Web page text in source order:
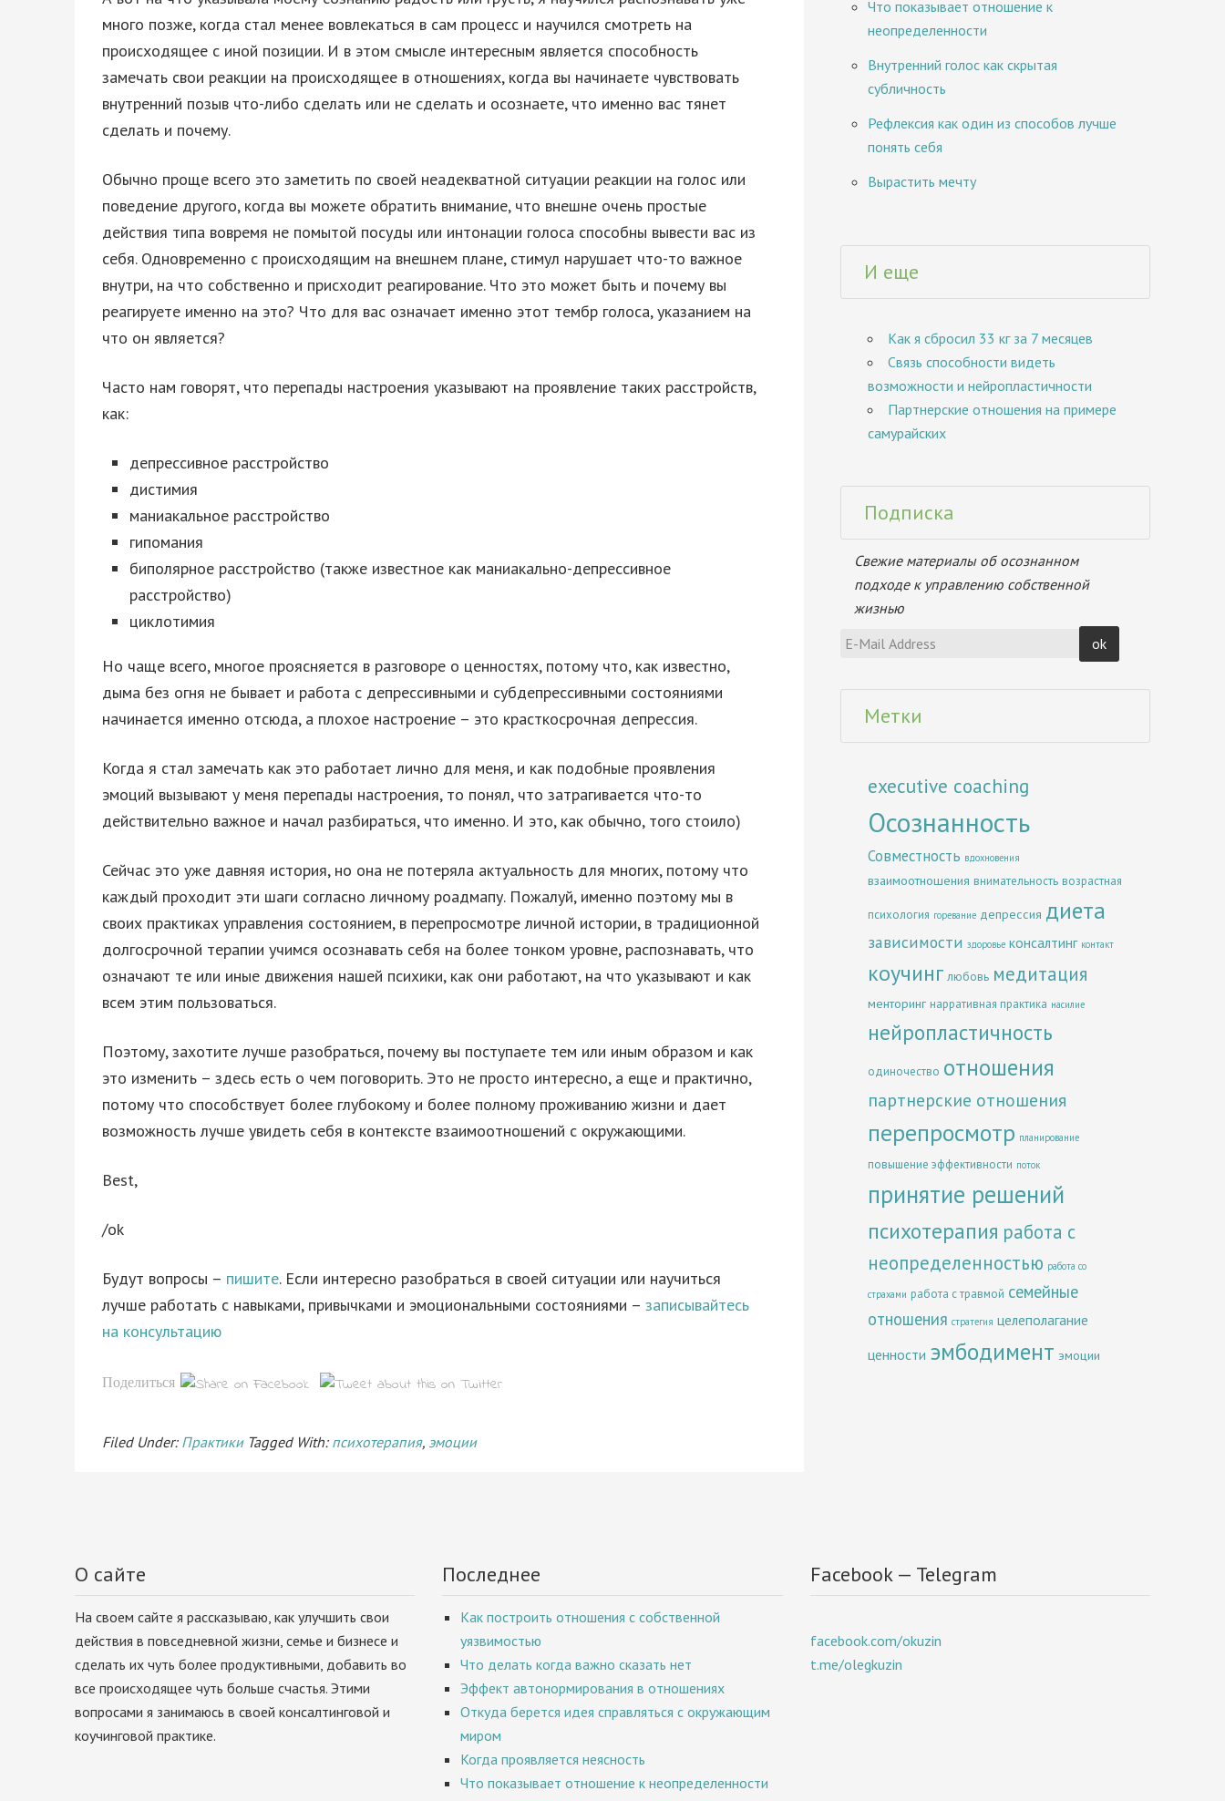
много позже, когда стал менее вовлекаться в сам процесс и научился смотреть на
происходящее с иной позиции. И в этом смысле интересным является способность
замечать свои реакции на происходящее в отношениях, когда вы начинаете чувствовать
внутренний позыв что-либо сделать или не сделать и осознаете, что именно вас тянет
сделать и почему.
Обычно проще всего это заметить по своей неадекватной ситуации реакции на голос или
поведение другого, когда вы можете обратить внимание, что внешне очень простые
действия типа вовремя не помытой посуды или интонации голоса способны вывести вас из
себя. Одновременно с происходящим на внешнем плане, стимул нарушает что-то важное
внутри, на что собственно и присходит реагирование. Что это может быть и почему вы
реагируете именно на это? Что для вас означает именно этот тембр голоса, указанием на
что он является?
Часто нам говорят, что перепады настроения указывают на проявление таких расстройств,
как:
депрессивное расстройство
дистимия
маниакальное расстройство
гипомания
биполярное расстройство (также известное как маниакально-депрессивное
расстройство)
циклотимия
Но чаще всего, многое проясняется в разговоре о ценностях, потому что, как известно,
дыма без огня не бывает и работа с депрессивными и субдепрессивными состояниями
начинается именно отсюда, а плохое настроение – это красткосрочная депрессия.
Когда я стал замечать как это работает лично для меня, и как подобные проявления
эмоций вызывают у меня перепады настроения, то понял, что затрагивается что-то
действительно важное и начал разбираться, что именно. И это, как обычно, того стоило)
Сейчас это уже давняя история, но она не потеряла актуальность для многих, потому что
каждый проходит эти шаги согласно личному роадмапу. Пожалуй, именно поэтому мы в
своих практиках управления состоянием, в перепросмотре личной истории, в традиционной
долгосрочной терапии учимся осознавать себя на более тонком уровне, распознавать, что
означают те или иные движения нашей психики, как они работают, на что указывают и как
всем этим пользоваться.
Поэтому, захотите лучше разобраться, почему вы поступаете тем или иным образом и как
это изменить – здесь есть о чем поговорить. Это не просто интересно, а еще и практично,
потому что способствует более глубокому и более полному проживанию жизни и дает
возможность лучше увидеть себя в контексте взаимоотношений с окружающими.
Best,
/ok
Будут вопросы – пишите. Если интересно разобраться в своей ситуации или научиться
лучше работать с навыками, привычками и эмоциональными состояниями – записывайтесь
на консультацию
Поделиться
Filed Under: Практики Tagged With: психотерапия, эмоции
Что показывает отношение к
неопределенности
Внутренний голос как скрытая
субличность
Рефлексия как один из способов лучше
понять себя
Вырастить мечту
И еще
Как я сбросил 33 кг за 7 месяцев
Связь способности видеть
возможности и нейропластичности
Партнерские отношения на примере
самурайских
Подписка
Свежие материалы об осознанном
подходе к управлению собственной
жизнью
Метки
executive coaching
Осознанность
Совместность вдохновения
взаимоотношения внимательность возрастная
психология горевание депрессия диета
зависимости здоровье консалтинг контакт
коучинг любовь медитация
менторинг нарративная практика насилие
нейропластичность
одиночество отношения
партнерские отношения
перепросмотр планирование
повышение эффективности поток
принятие решений
психотерапия работа с
неопределенностью работа со
страхами работа с травмой семейные
отношения стратегия целеполагание
ценности эмбодимент эмоции
О сайте
На своем сайте я рассказываю, как улучшить свои
действия в повседневной жизни, семье и бизнесе и
сделать их чуть более продуктивными, добавить во
все происходящее чуть больше счастья. Этими
вопросами я занимаюсь в своей консалтинговой и
коучинговой практике.
Последнее
Как построить отношения с собственной
уязвимостью
Что делать когда важно сказать нет
Эффект автонормирования в отношениях
Откуда берется идея справляться с окружающим
миром
Когда проявляется неясность
Что показывает отношение к неопределенности
Facebook — Telegram
facebook.com/okuzin
t.me/olegkuzin